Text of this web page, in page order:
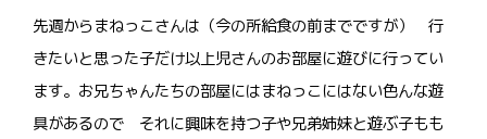
先週からまねっこさんは（今の所給食の前までですが） 行
きたいと思った子だけ以上児さんのお部屋に遊びに行ってい
ます。お兄ちゃんたちの部屋にはまねっこにはない色んな遊
具があるので それに興味を持つ子や兄弟姉妹と遊ぶ子もも